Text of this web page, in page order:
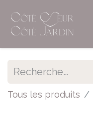
Tous les produits